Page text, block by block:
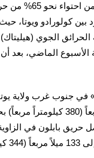
سلسلة جبال روكي من
الجوي
الأسبوع الماضي، بعد
في جنوب غرب ولاية
أكثر من 147 ميلاً مربعاً (380
بابلون في الزاوية